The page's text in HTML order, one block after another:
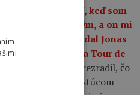
„Čo mám robiť, keď som
predtým, a on mi
odíde?,“ povedal Jonas
o Pogačarovi na Tour de
Mattias Skjelmose prezradil, čo
Vingegaard o rastúcom